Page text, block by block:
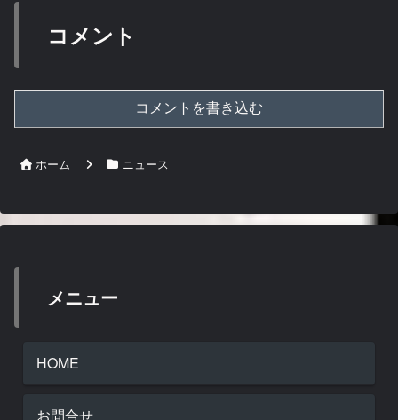
コメント
コメントを書き込む
ホーム ニュース
メニュー
HOME
お問合せ